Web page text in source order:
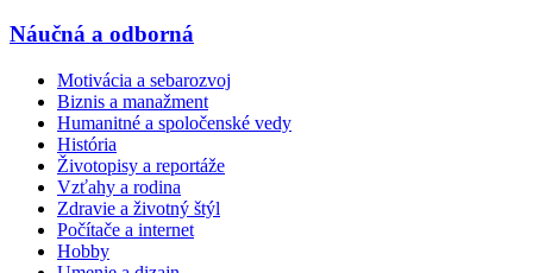
Náučná a odborná
Motivácia a sebarozvoj
Biznis a manažment
Humanitné a spoločenské vedy
História
Životopisy a reportáže
Vzťahy a rodina
Zdravie a životný štýl
Počítače a internet
Hobby